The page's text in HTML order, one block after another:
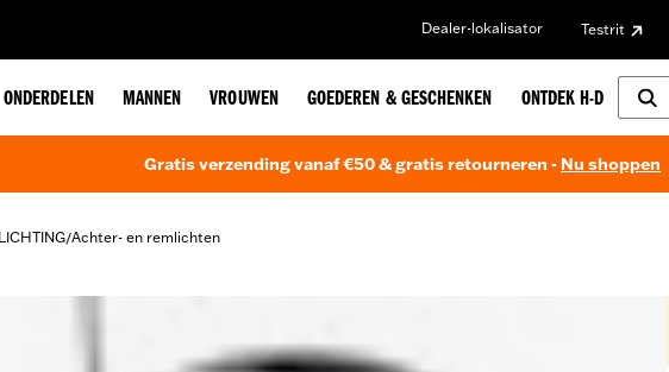
Dealer-lokalisator Testrit
ONDERDELEN MANNEN VROUWEN GOEDEREN & GESCHENKEN ONTDEK H-D
Gratis verzending vanaf €50 & gratis retourneren - Nu shoppen
/Achter- en remlichten